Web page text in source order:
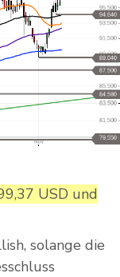
USD und
solange die